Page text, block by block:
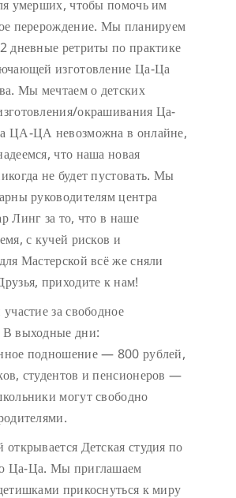
умерших, чтобы помочь им
перерождение. Мы планируем
дневные ретриты по практике
изготовление Ца-Ца
Мы мечтаем о детских
окрашивания Ца-
ЦА-ЦА невозможна в онлайне,
что наша новая
не будет пустовать. Мы
руководителям центра
Линг за то, что в наше
с кучей рисков и
Мастерской всё же сняли
приходите к нам!
за свободное
В выходные дни:
подношение — 800 рублей,
студентов и пенсионеров —
могут свободно
Детская студия по
Ца-Ца. Мы приглашаем
прикоснуться к миру